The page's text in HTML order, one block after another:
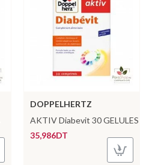
DOPPELHERTZ
AKTIV Diabevit 30 GELULES
35,986DT